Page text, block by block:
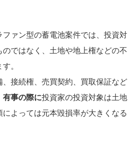
ファン型の蓄電池案件では、投資対
ではなく、土地や地上権などの不
。
、接続権、売買契約、買取保証など
有事の際に投資家の投資対象は土地
よっては元本毀損率が大きくなる